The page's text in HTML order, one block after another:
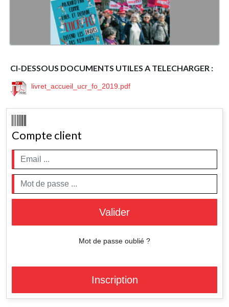
CI-DESSOUS DOCUMENTS UTILES A TELECHARGER :
livret_accueil_ucr_fo_2019.pdf
Compte client
Valider
Mot de passe oublié ?
Inscription